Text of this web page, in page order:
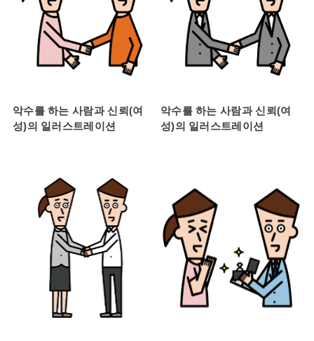
악수를 하는 사람과 신뢰(여
성)의 일러스트레이션
악수를 하는 사람과 신뢰(여
성)의 일러스트레이션